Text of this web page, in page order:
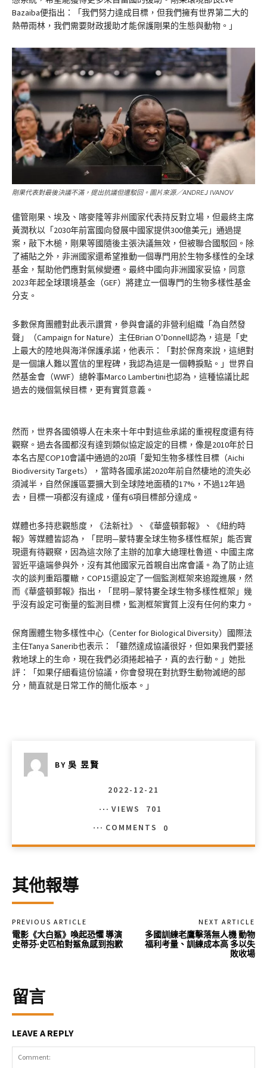
Bazaiba便指出：「我們努力達成目標，但我們擁有世界第二大的
熱帶雨林，我們需要財政援助才能保護剛果的生態與動物。」
剛果代表對最後決議不滿，提出抗議但遭駁回。圖片來源／ANDREJ IVANOV
儘管剛果、埃及、喀麥隆等非州國家代表持反對立場，但最終主席
黃潤秋以「2030年前富國向發展中國家提供300億美元」通過提
案，敲下木槌，剛果等國隨後主張決議無效，但被聯合國駁回。除
了補貼之外，非洲國家還希望推動一個專門用於生物多樣性的全球
基金，幫助他們應對氣候變遷。最終中國向非洲國家妥協，同意
2023年起全球環境基金（GEF）將建立一個專門的生物多樣性基金
分支。
多數保育團體對此表示讚賞，參與會議的非營利組織「為自然發
聲」（Campaign for Nature）主任Brian O’Donnell認為，這是「史
上最大的陸地與海洋保護承諾，他表示：「對於保育來說，這絕對
是一個讓人難以置信的里程碑，我認為這是一個轉捩點。」世界自
然基金會（WWF）總幹事Marco Lambertini也認為，這種協議比起
過去的幾個氣候目標，更有實質意義。
然而，世界各國領導人在未來十年中對這些承諾的重視程度還有待
觀察。過去各國都沒有達到類似協定設定的目標，像是2010年於日
本名古屋COP10會議中通過的20項「愛知生物多樣性目標（Aichi
Biodiversity Targets），當時各國承諾2020年前自然棲地的流失必
須減半，自然保護區要擴大到全球陸地面積的17%，不過12年過
去，目標一項都沒有達成，僅有6項目標部分達成。
媒體也多持悲觀態度，《法新社》、《華盛頓郵報》、《紐約時
報》等媒體皆認為，「昆明—蒙特婁全球生物多樣性框架」能否實
現還有待觀察，因為這次除了主辦的加拿大總理杜魯道、中國主席
習近平遠端參與外，沒有其他國家元首親自出席會議。為了防止這
次的談判重蹈覆轍，COP15還設定了一個監測框架來追蹤進展，然
而《華盛頓郵報》指出，「昆明—蒙特婁全球生物多樣性框架」幾
乎沒有設定可衡量的監測目標，監測框架實質上沒有任何約束力。
保育團體生物多樣性中心（Center for Biological Diversity）國際法
主任Tanya Sanerib也表示：「雖然達成協議很好，但如果我們要拯
救地球上的生命，現在我們必須捲起袖子，真的去行動。」她批
評：「如果仔細看這份協議，你會發現在對抗野生動物滅絕的部
分，簡直就是日常工作的簡化版本。」
BY 吳 昱賢
2022-12-21
VIEWS
701
COMMENTS
0
其他報導
PREVIOUS ARTICLE
電影《大白鯊》喚起恐懼 導演
史蒂芬·史匹柏對鯊魚感到抱歉
NEXT ARTICLE
多國訓練老鷹擊落無人機 動物
福利考量、訓練成本高 多以失
敗收場
留言
LEAVE A REPLY